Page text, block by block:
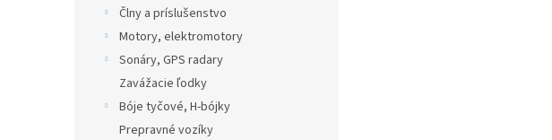
Člny a príslušenstvo
Motory, elektromotory
Sonáry, GPS radary
Zavážacie ľodky
Bóje tyčové, H-bójky
Prepravné vozíky